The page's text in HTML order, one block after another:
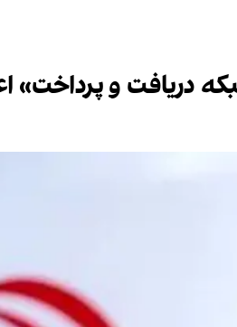
دریافت و پرداخت»